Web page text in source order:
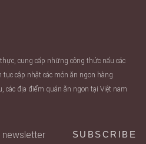
cung cấp những công thức nấu các
cập nhật các món ăn ngon hàng
các địa điểm quán ăn ngon tại Việt nam